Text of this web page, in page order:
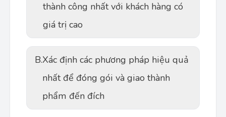
thành công nhất với khách hàng có
giá trị cao
B.Xác định các phương pháp hiệu quả
nhất để đóng gói và giao thành
phẩm đến đích